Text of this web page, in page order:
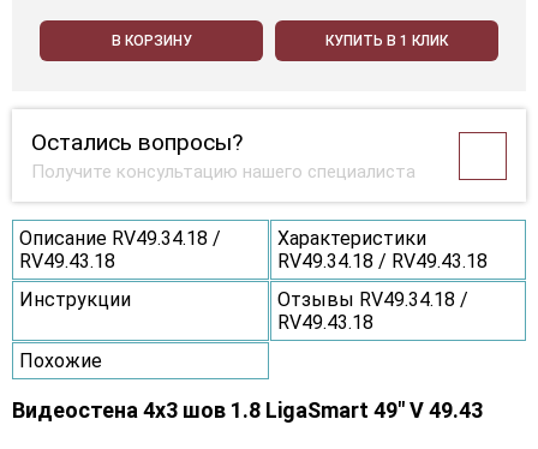
В КОРЗИНУ КУПИТЬ В 1 КЛИК
Остались вопросы?
Получите консультацию нашего специалиста
Описание RV49.34.18 /
RV49.43.18
Характеристики
RV49.34.18 / RV49.43.18
Инструкции
Отзывы RV49.34.18 /
RV49.43.18
Похожие
Видеостена 4x3 шов 1.8 LigaSmart 49" V 49.43